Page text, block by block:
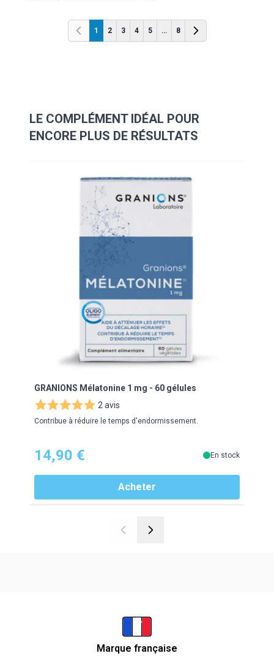
Précédent
1 2 3 4 5 ... 8
Précédent
LE COMPLÉMENT IDÉAL POUR
ENCORE PLUS DE RÉSULTATS
GRANIONS Mélatonine 1 mg - 60 gélules
2 avis
Contribue à réduire le temps d'endormissement.
14,90 € En stock
Acheter
Marque française